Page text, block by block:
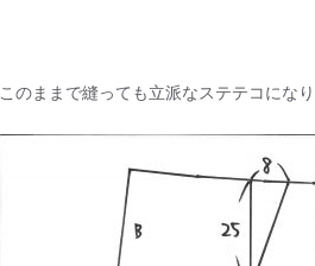
このままで縫っても立派なステテコにな